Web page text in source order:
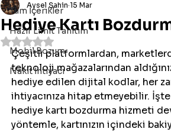
Tüm İçerikler
Hazır Limit Tanıtım
Mobil Bozum
Nakit İhtiyacı
Hediye Kartı
Aysel Şahin 15 Mar
5 üzerinden NaN yıldız
Çeşitli platformlardan,
teknoloji mağazalarından
hediye edilen dijital kodlar, her
ihtiyacınıza hitap etmeyebilir.
hediye kartı bozdurma hizmeti
yöntemle, kartınızın içindeki